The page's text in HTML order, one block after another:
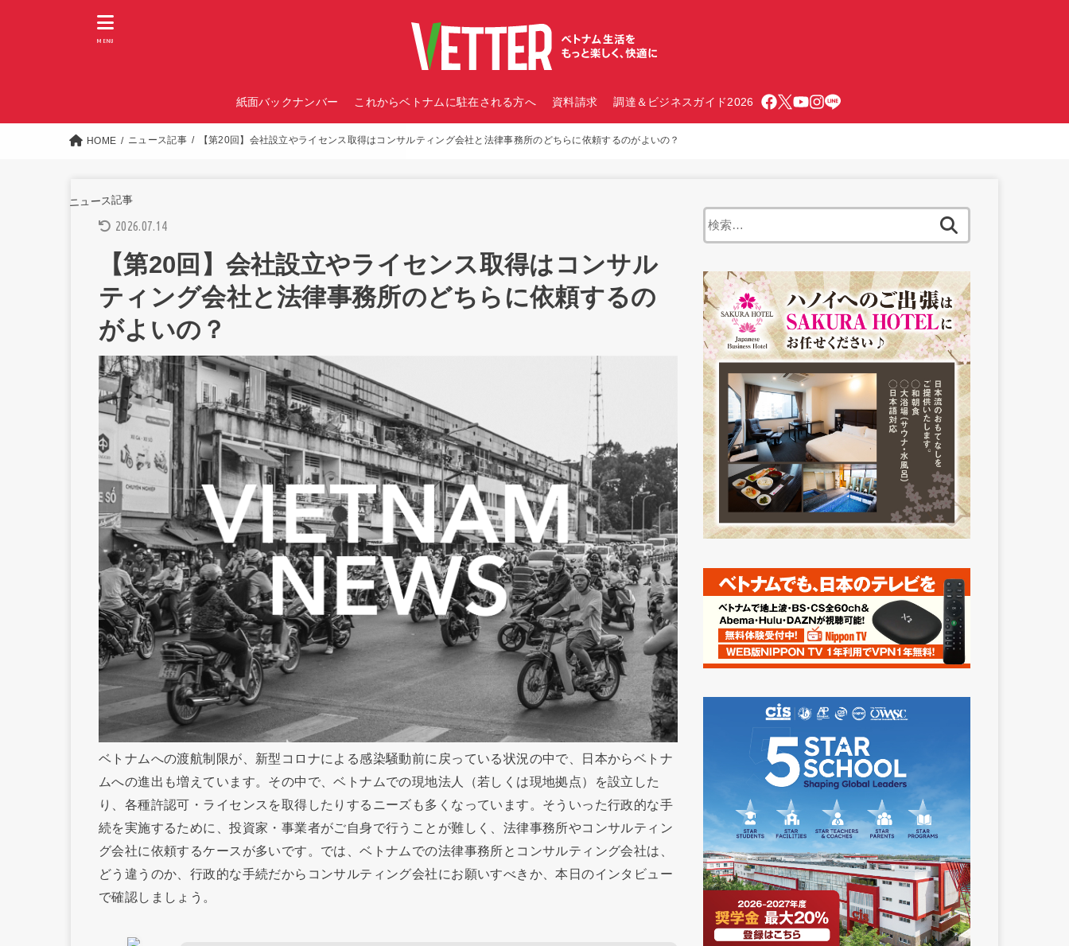
紙面バックナンバー これからベトナムに駐在される方へ 資料請求 調達＆ビジネスガイド2026
MENU
HOME ニュース記事 【第20回】会社設立やライセンス取得はコンサルティング会社と法律事務所のどちらに依頼するのがよいの？
ニュース記事
2026.07.14
【第20回】会社設立やライセンス取得はコンサル
ティング会社と法律事務所のどちらに依頼するの
がよいの？
ベトナムへの渡航制限が、新型コロナによる感染騒動前に戻っている状況の中で、日本からベトナ
ムへの進出も増えています。その中で、ベトナムでの現地法人（若しくは現地拠点）を設立した
り、各種許認可・ライセンスを取得したりするニーズも多くなっています。そういった行政的な手
続を実施するために、投資家・事業者がご自身で行うことが難しく、法律事務所やコンサルティン
グ会社に依頼するケースが多いです。では、ベトナムでの法律事務所とコンサルティング会社は、
どう違うのか、行政的な手続だからコンサルティング会社にお願いすべきか、本日のインタビュー
で確認しましょう。